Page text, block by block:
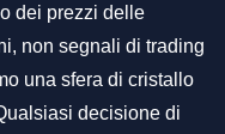
dei prezzi delle
non segnali di trading
una sfera di cristallo
decisione di